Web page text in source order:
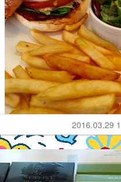
2016.03.29